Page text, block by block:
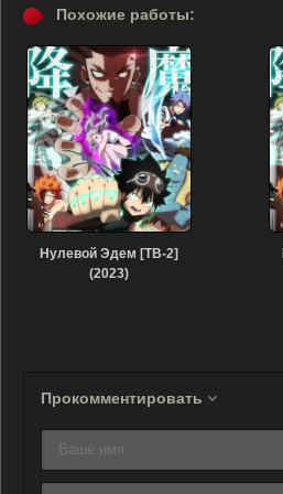
Похожие работы:
Нулевой Эдем [ТВ-2]
(2023)
Прокомментировать